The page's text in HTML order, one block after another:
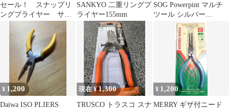
セール！ スナップリ
ングプライヤー サー
ングプライヤー
SANKYO 二重リングプ
ライヤー155mm
SOG Powerpint マルチ
ツール シルバー
¥ 1,200
Daiwa ISO PLIERS
現在 ¥1,300
TRUSCO トラスコ スナ
¥ 1,200
MERRY ギザ付ニード